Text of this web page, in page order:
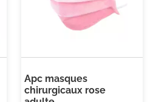
Apc masques
chirurgicaux rose